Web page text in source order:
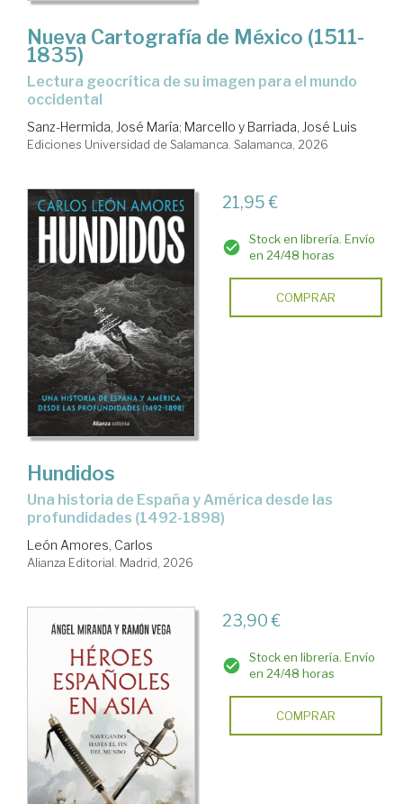
Nueva Cartografía de México (1511-
1835)
Lectura geocrítica de su imagen para el mundo
occidental
Sanz-Hermida, José María; Marcello y Barriada, José Luis
Ediciones Universidad de Salamanca. Salamanca, 2026
21,95 €
Stock en librería. Envío
en 24/48 horas
COMPRAR
Hundidos
Una historia de España y América desde las
profundidades (1492-1898)
León Amores, Carlos
Alianza Editorial. Madrid, 2026
23,90 €
Stock en librería. Envío
en 24/48 horas
COMPRAR